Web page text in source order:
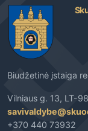
Biudžetinė įstaiga
Vilniaus g. 13, LT-
+370 440 73932